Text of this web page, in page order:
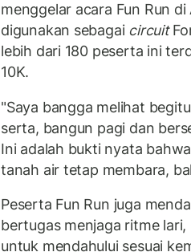
menggelar acara Fun Run
digunakan sebagai circuit
lebih dari 180 peserta ini
10K.
"Saya bangga melihat
serta, bangun pagi dan
Ini adalah bukti nyata
tanah air tetap membara,
Peserta Fun Run juga
bertugas menjaga ritme
untuk mendahului sesuai